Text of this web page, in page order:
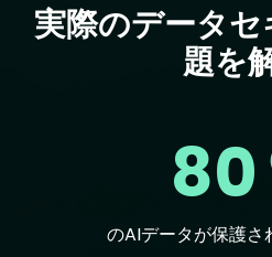
Text
実際のデータ
題を
80
のAIデータが保護さ